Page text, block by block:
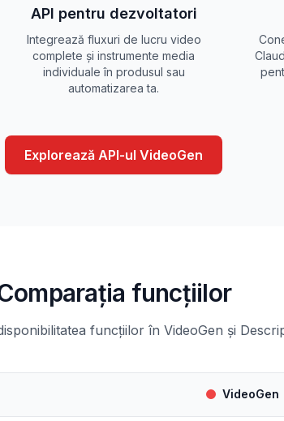
API pentru dezvoltatori
Integrează fluxuri de lucru video
complete și instrumente media
individuale în produsul sau
automatizarea ta.
Explorează API-ul VideoGen
funcțiilor
funcțiilor în VideoGen și
VideoGen